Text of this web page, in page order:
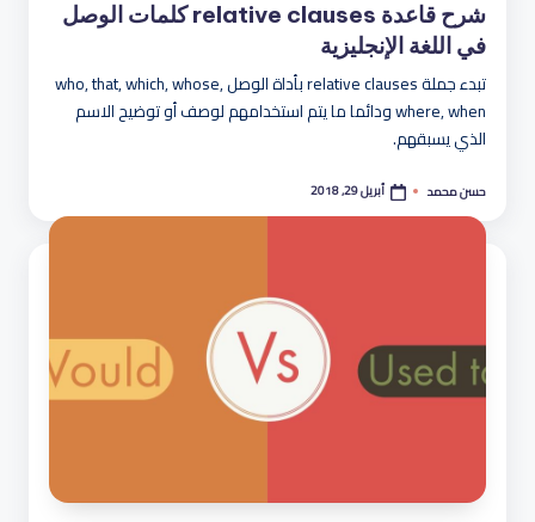
شرح قاعدة relative clauses كلمات الوصل
في اللغة الإنجليزية
تبدء جملة relative clauses بأداة الوصل who, that, which, whose,
where, when ودائما ما يتم استخدامهم لوصف أو توضيح الاسم
الذي يسبقهم.
تمّ
النشر
بواسطة
حسن محمد أبريل 29, 2018